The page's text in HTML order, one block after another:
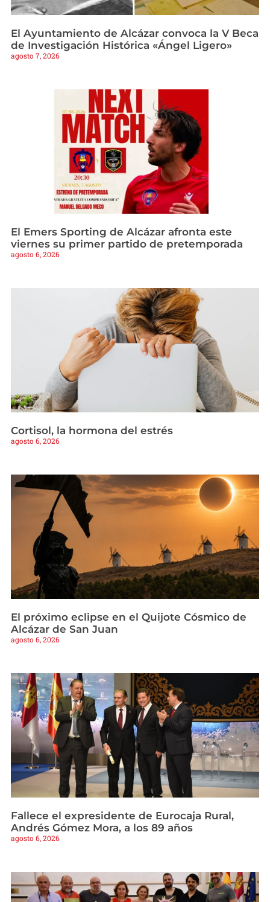
El Ayuntamiento de Alcázar convoca la V Beca
de Investigación Histórica «Ángel Ligero»
agosto 7, 2026
El Emers Sporting de Alcázar afronta este
viernes su primer partido de pretemporada
agosto 6, 2026
Cortisol, la hormona del estrés
agosto 6, 2026
El próximo eclipse en el Quijote Cósmico de
Alcázar de San Juan
agosto 6, 2026
Fallece el expresidente de Eurocaja Rural,
Andrés Gómez Mora, a los 89 años
agosto 6, 2026